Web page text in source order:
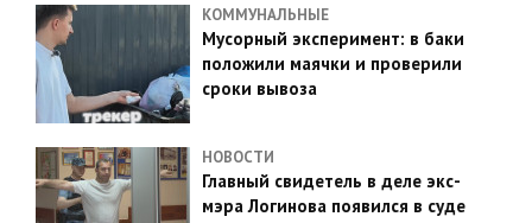
КОММУНАЛЬНЫЕ
Мусорный эксперимент: в баки
положили маячки и проверили
сроки вывоза
НОВОСТИ
Главный свидетель в деле экс-
мэра Логинова появился в суде